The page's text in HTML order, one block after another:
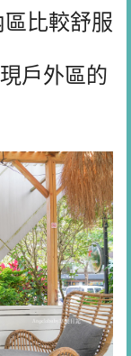
比較舒服
戶外區的